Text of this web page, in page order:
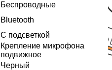
Беспроводные
Bluetooth
С подсветкой
Крепление микрофона
подвижное
Черный